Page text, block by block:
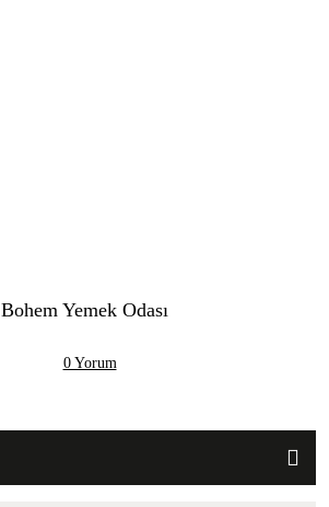
Bohem Yemek Odası
0 Yorum